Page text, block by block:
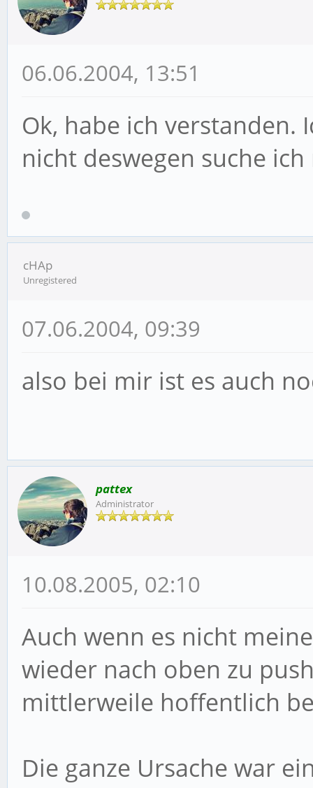
06.06.2004, 13:51
Ok, habe ich verstanden.
nicht deswegen suche
cHAp
Unregistered
07.06.2004, 09:39
also bei mir ist es auch
pattex
Administrator
10.08.2005, 02:10
Auch wenn es nicht
wieder nach oben zu
mittlerweile hoffentlich
Die ganze Ursache war